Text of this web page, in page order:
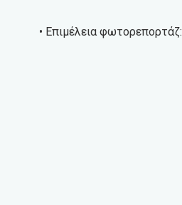
• Επιμέλεια φωτορεπορτάζ: